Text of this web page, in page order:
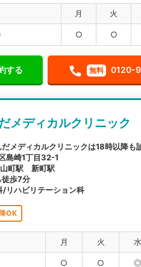
月 火
○ ○
する 無料 0120-
メディカルクリニック
メディカルクリニックは18時以降も
島崎1丁目32-1
町駅 新町駅
徒歩7分
リハビリテーション科
OK
月 火 水
○ ○ ◎